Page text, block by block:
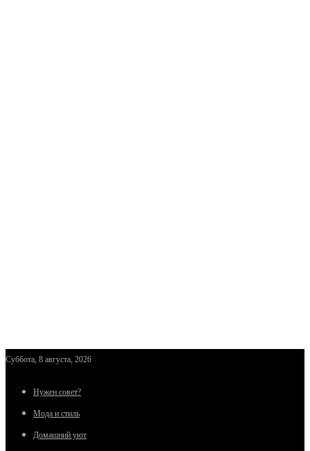
Суббота, 8 августа, 2026
Нужен совет?
Мода и стиль
Домашний уют